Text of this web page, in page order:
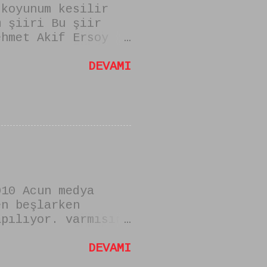
kesilir
şiiri Bu şiir
Akif Ersoy
uysal koyunDEVAMI
Acun medya
beşlarken
varmısın
VAR MISINDEVAMI